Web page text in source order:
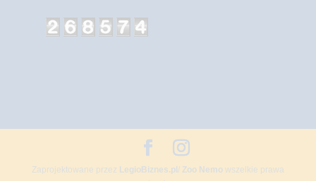
Zaprojektowane przez LegioBiznes.pl/ Zoo Nemowszelkie prawa